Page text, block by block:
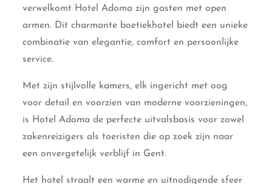
verwelkomt Hotel Adoma zijn gasten met open
armen. Dit charmante boetiekhotel biedt een unieke
combinatie van elegantie, comfort en persoonlijke
service.
Met zijn stijlvolle kamers, elk ingericht met oog
voor detail en voorzien van moderne voorzieningen,
is Hotel Adoma de perfecte uitvalsbasis voor zowel
zakenreizigers als toeristen die op zoek zijn naar
een onvergetelijk verblijf in Gent.
Het hotel straalt een warme en uitnodigende sfeer